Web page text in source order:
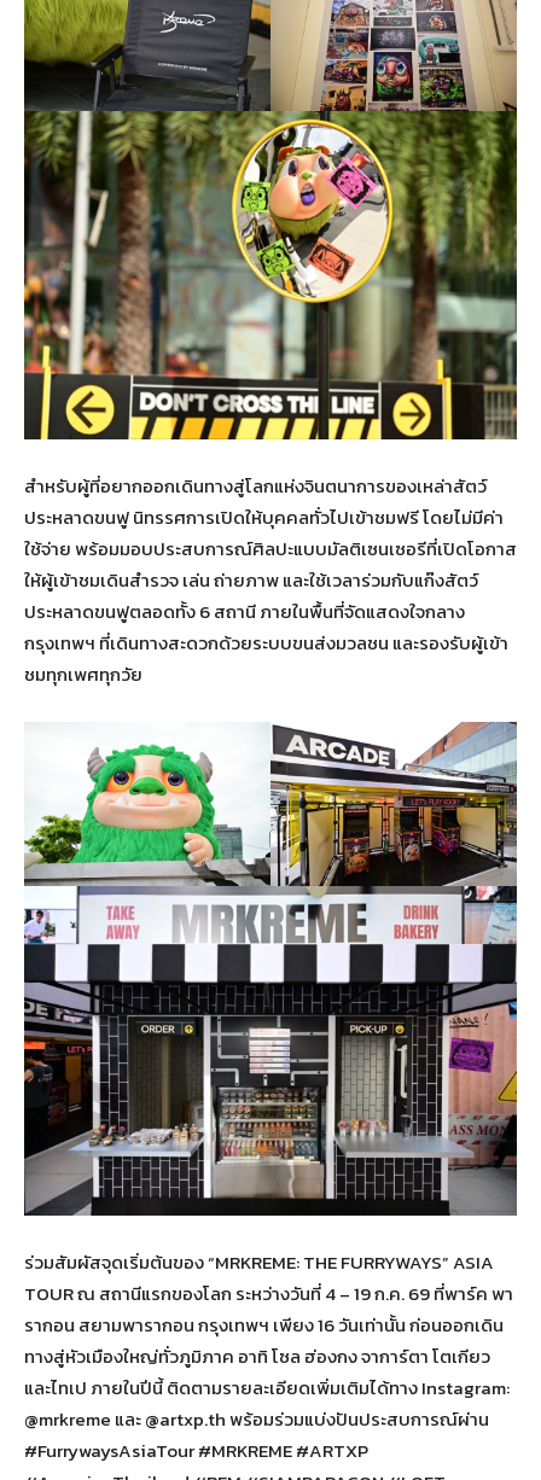
สำหรับผู้ที่อยากออกเดินทางสู่โลกแห่งจินตนาการของเหล่าสัตว์
ประหลาดขนฟู นิทรรศการเปิดให้บุคคลทั่วไปเข้าชมฟรี โดยไม่มีค่า
ใช้จ่าย พร้อมมอบประสบการณ์ศิลปะแบบมัลติเซนเซอรีที่เปิดโอกาส
ให้ผู้เข้าชมเดินสำรวจ เล่น ถ่ายภาพ และใช้เวลาร่วมกับแก๊งสัตว์
ประหลาดขนฟูตลอดทั้ง 6 สถานี ภายในพื้นที่จัดแสดงใจกลาง
กรุงเทพฯ ที่เดินทางสะดวกด้วยระบบขนส่งมวลชน และรองรับผู้เข้า
ชมทุกเพศทุกวัย
ร่วมสัมผัสจุดเริ่มต้นของ “MRKREME: THE FURRYWAYS” ASIA
TOUR ณ สถานีแรกของโลก ระหว่างวันที่ 4 – 19 ก.ค. 69 ที่พาร์ค พา
รากอน สยามพารากอน กรุงเทพฯ เพียง 16 วันเท่านั้น ก่อนออกเดิน
ทางสู่หัวเมืองใหญ่ทั่วภูมิภาค อาทิ โซล ฮ่องกง จาการ์ตา โตเกียว
และไทเป ภายในปีนี้ ติดตามรายละเอียดเพิ่มเติมได้ทาง Instagram:
@mrkreme และ @artxp.th พร้อมร่วมแบ่งปันประสบการณ์ผ่าน
#FurrywaysAsiaTour #MRKREME #ARTXP